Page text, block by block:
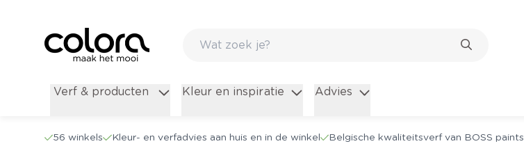
Verf & producten Kleur en inspiratie Advies
56 winkels Kleur- en verfadvies aan huis en in de winkel Belgische kwaliteitsverf van BOSS paints